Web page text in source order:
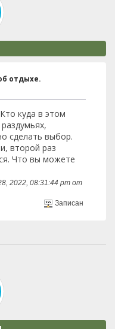
отдыхе.
куда в этом
сделать выбор.
второй раз
Что вы можете
2022, 08:31:44 pm от
Записан